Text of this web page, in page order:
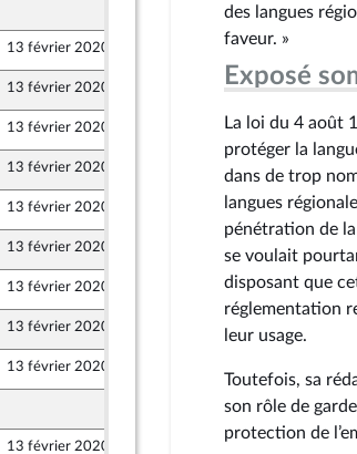
10 février 2020
13 février 2020 5 février 2020
13 février 2020 5 février 2020
13 février 2020 6 février 2020
13 février 2020 5 février 2020
13 février 2020 5 février 2020
13 février 2020
13 février 2020 10 février 2020
13 février 2020 5 février 2020
13 février 2020
10 février 2020
13 février 2020 5 février 2020
des langues
faveur. »
Exposé
La loi du 4 août
protéger la
dans de trop
langues
pénétration de
se voulait
disposant que
réglementation
leur usage.
Toutefois, sa
son rôle de
protection de